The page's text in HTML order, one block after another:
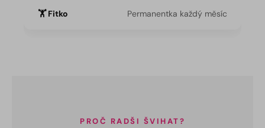
Permanentka každý měsíc
PROČ RADŠI ŠVIHAT?